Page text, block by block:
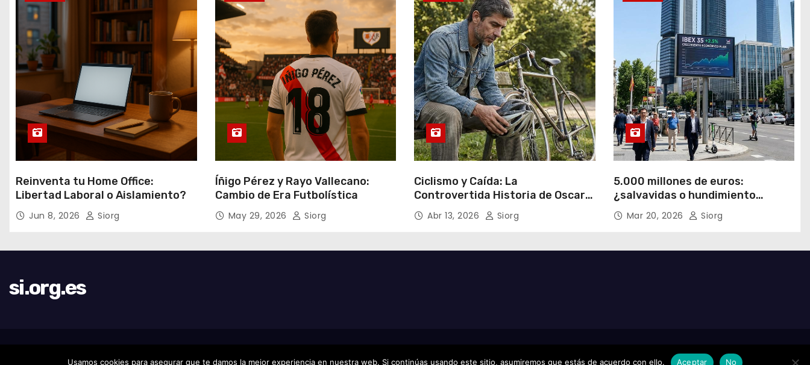
Reinventa tu Home Office:
Libertad Laboral o Aislamiento?
Jun 8, 2026 Siorg
Íñigo Pérez y Rayo Vallecano:
Cambio de Era Futbolística
May 29, 2026 Siorg
Ciclismo y Caída: La
Controvertida Historia de Oscar
Freire
Abr 13, 2026 Siorg
5.000 millones de euros:
¿salvavidas o hundimiento
económico?
Mar 20, 2026 Siorg
si.org.es
Usamos cookies para asegurar que te damos la mejor experiencia en nuestra web. Si continúas usando este sitio, asumiremos que estás de acuerdo con ello. Aceptar No